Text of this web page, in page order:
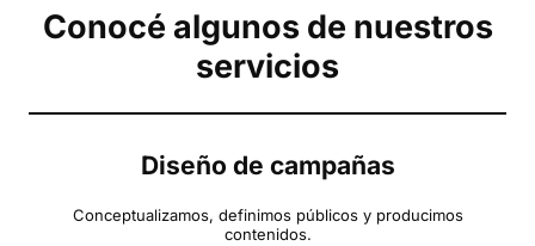
Conocé algunos de nuestros
servicios
Diseño de campañas
Conceptualizamos, definimos públicos y producimos
contenidos.